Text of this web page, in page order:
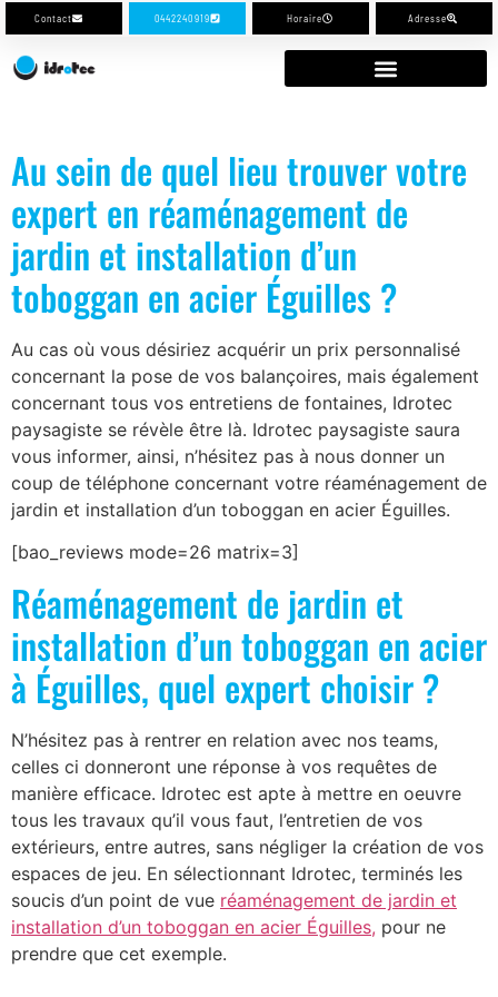
Contact 0442240919 Horaire Adresse
Au sein de quel lieu trouver votre
expert en réaménagement de
jardin et installation d’un
toboggan en acier Éguilles ?
Au cas où vous désiriez acquérir un prix personnalisé
concernant la pose de vos balançoires, mais également
concernant tous vos entretiens de fontaines, Idrotec
paysagiste se révèle être là. Idrotec paysagiste saura
vous informer, ainsi, n’hésitez pas à nous donner un
coup de téléphone concernant votre réaménagement de
jardin et installation d’un toboggan en acier Éguilles.
[bao_reviews mode=26 matrix=3]
Réaménagement de jardin et
installation d’un toboggan en acier
à Éguilles, quel expert choisir ?
N’hésitez pas à rentrer en relation avec nos teams,
celles ci donneront une réponse à vos requêtes de
manière efficace. Idrotec est apte à mettre en oeuvre
tous les travaux qu’il vous faut, l’entretien de vos
extérieurs, entre autres, sans négliger la création de vos
espaces de jeu. En sélectionnant Idrotec, terminés les
soucis d’un point de vue réaménagement de jardin et
installation d’un toboggan en acier Éguilles, pour ne
prendre que cet exemple.